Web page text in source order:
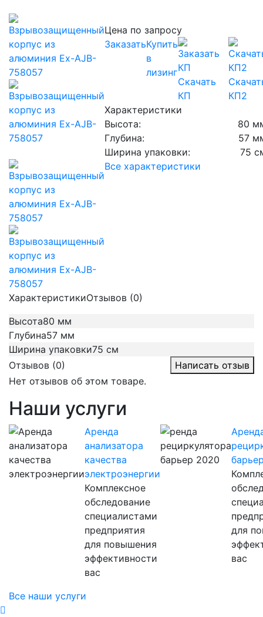
Характеристики
Высота:
80
Глубина:
57
Ширина упаковки:
75
Все характеристики
Цена по запросу
ЗаказатьКупить
в
лизинг
Скачать
КП
КП2
ХарактеристикиОтзывов (0)
Высота80 мм
Глубина57 мм
Ширина упаковки75 см
Отзывов (0)
Написать отзыв
Нет отзывов об этом товаре.
Наши услуги
Аренда
анализатора
качества
электроэнергии
Комплексное
обследование
специалистами
предприятия
для повышения
эффективности
вас
для
вас
Все наши услуги